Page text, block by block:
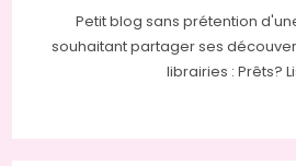
Petit blog sans prétention
souhaitant partager ses
librairies : Prêts?